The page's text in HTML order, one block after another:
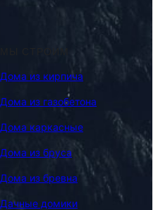
Дома из кирпича
Дома из газобетона
Дома каркасные
Дома из бруса
Дома из бревна
Дачные домики